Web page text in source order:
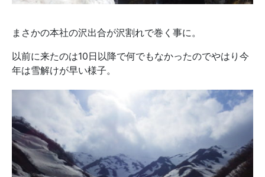
まさかの本社の沢出合が沢割れで巻く事に。
以前に来たのは10日以降で何でもなかったのでやはり今
年は雪解けが早い様子。